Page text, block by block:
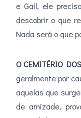
e Gail, ele
descobrir o que
Nada será o que
O CEMITÉRIO
geralmente por
aquelas que
de amizade,